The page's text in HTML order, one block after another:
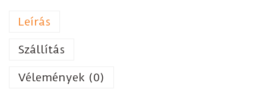
Leírás
Szállítás
Vélemények (0)